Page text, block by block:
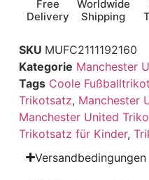
Free
Delivery
Worldwide
Shipping
SKU MUFC2111192160
Kategorie Manchester
Tags Coole
Trikotsatz, Manchester
Manchester United
Trikotsatz für Kinder,
Versandbedingungen